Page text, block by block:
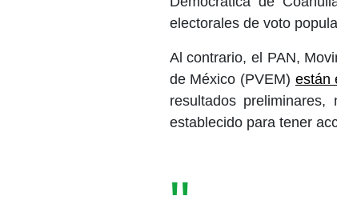
electorales de voto
Al contrario, el PAN,
de México (PVEM) están
resultados
establecido para tener